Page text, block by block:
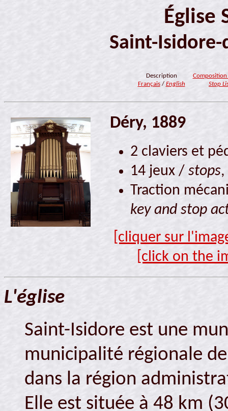
Église
Saint-Isidore-
Description
Français/ English
Stop
Déry, 1889
2 claviers et
14 jeux / stops
Traction
key and stop
[cliquer sur
[click on the
L'église
Saint-Isidore est une
municipalité régionale
dans la région
Elle est située à 48 km